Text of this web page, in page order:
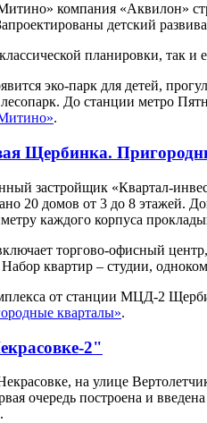
компания «Аквилон»
детский
планировки, так
эко-парк для детей,
До станции метро
.
Щербинка.
застройщик «Квартал-
20 домов от 3 до 8 этажей.
каждого корпуса
торгово-офисный
квартир – студии,
от станции МЦД-2
кварталы».
2"
на улице
очередь построена и